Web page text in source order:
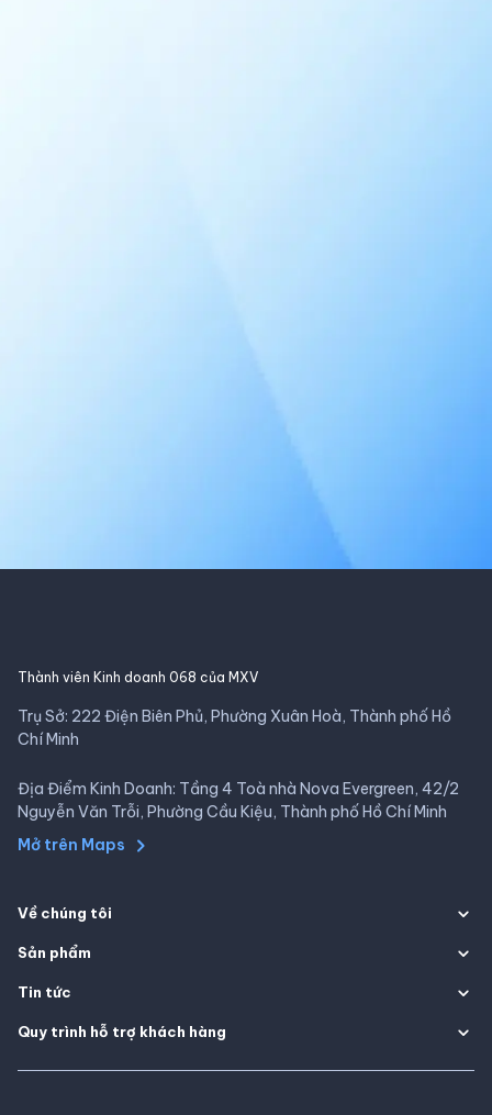
Thành viên Kinh doanh 068 của MXV
Trụ Sở: 222 Điện Biên Phủ, Phường Xuân Hoà, Thành phố Hồ
Chí Minh
Địa Điểm Kinh Doanh: Tầng 4 Toà nhà Nova Evergreen, 42/2
Nguyễn Văn Trỗi, Phường Cầu Kiệu, Thành phố Hồ Chí Minh
Mở trên Maps
Về chúng tôi
Sản phẩm
Tin tức
Quy trình hỗ trợ khách hàng